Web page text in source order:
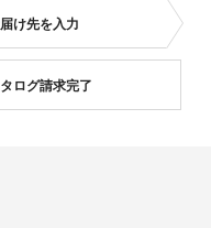
け先を入力
ログ請求完了